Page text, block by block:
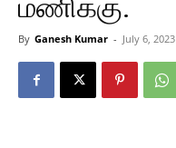
மணிக்கு.
By Ganesh Kumar - July 6, 2023